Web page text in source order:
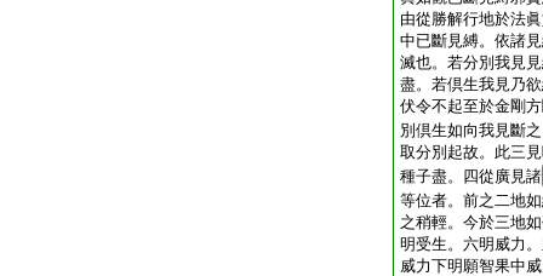
由從勝解行地於法
中已斷見縛。依諸
滅也。若分別我見
盡。若倶生我見乃
伏令不起至於金剛
別倶生如向我見斷
取分別起故。此三
種子盡。四從廣見諸
等位者。前之二地
之稍輕。今於三地
明受生。六明威力
威力下明願智果中